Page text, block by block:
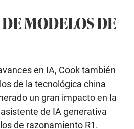
MODELOS DE
en IA, Cook también
de la tecnológica china
un gran impacto en la
de IA generativa
de razonamiento R1.